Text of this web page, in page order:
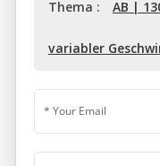
Thema : AB |
variabler